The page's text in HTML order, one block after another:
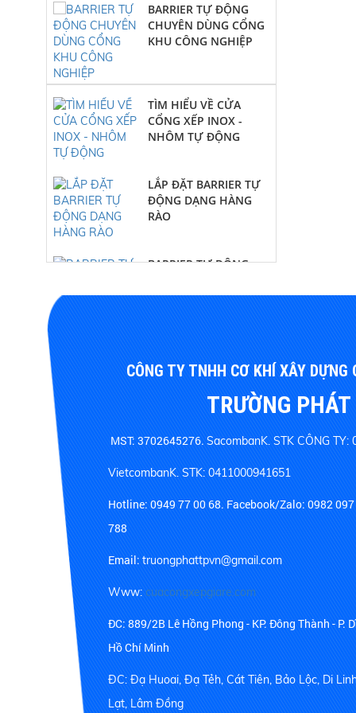
KHU CÔNG NGHIỆP
TÌM HIỂU VỀ CỬA
CỔNG XẾP INOX -
NHÔM TỰ ĐỘNG
ĐỘNG DẠNG HÀNG
RÀO
CHUYÊN DÙNG CỔNG
CÔNG TY TNHH CƠ KHÍ XÂY DỰNG
TRƯỜNG PHÁT
MST: 3702645276.SacombanK. STK CÔNG TY:
VietcombanK. STK: 0411000941651
Hotline:0949 77 00 68.Facebook/Zalo: 0982
788
Email:truongphattpvn@gmail.com
Www:cuacongxepgiare.com
ĐC: 889/2B Lê Hồng Phong - KP. Đông Thành - P.
Hồ Chí Minh
ĐC: Đạ Huoai, Đạ Tẻh, Cát Tiên, Bảo Lộc, Di
Lạt, Lâm Đồng